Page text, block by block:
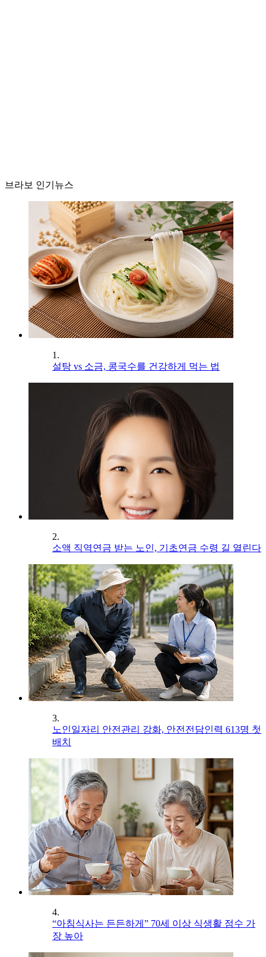
브라보 인기뉴스
1.
설탕 vs 소금, 콩국수를 건강하게 먹는 법
2.
소액 직역연금 받는 노인, 기초연금 수령 길 열린다
3.
노인일자리 안전관리 강화, 안전전담인력 613명 첫
배치
4.
“아침식사는 든든하게” 70세 이상 식생활 점수 가
장 높아